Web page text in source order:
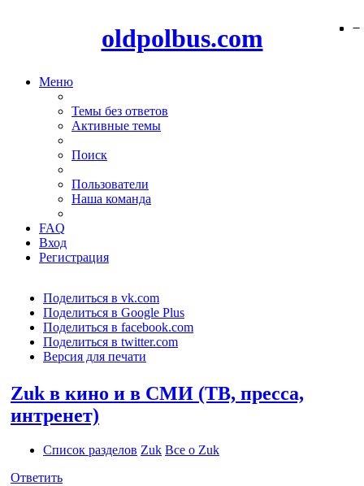
oldpolbus.com
Меню
Темы без ответов
Активные темы
Поиск
Пользователи
Наша команда
FAQ
Вход
Регистрация
Поделиться в vk.com
Поделиться в Google Plus
Поделиться в facebook.com
Поделиться в twitter.com
Версия для печати
Zuk в кино и в СМИ (ТВ, пресса,
интренет)
Список разделов Zuk Все о Zuk
Ответить
−
−
−
−